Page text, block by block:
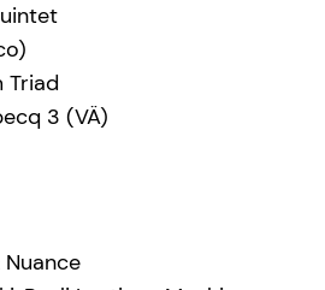
Triad
3 (VÄ)